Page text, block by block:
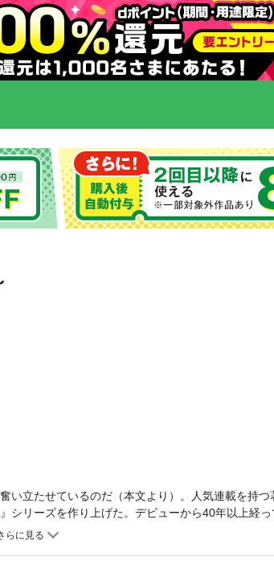
い立たせているのだ（本文より）。人気連載を持つ
シリーズを作り上げた。デビューから40年以上経っ
能にする働き方とは？ 連載開始以来、海外取材を